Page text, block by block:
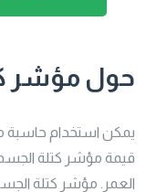
حول مؤشر
قيمة مؤشر كتلة الجسم
العمر. مؤشر كتلة